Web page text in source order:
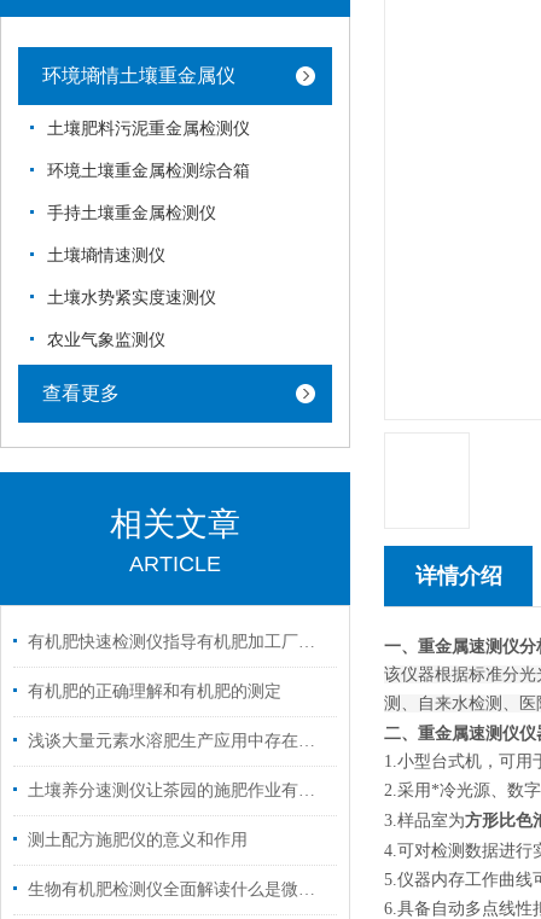
环境墒情土壤重金属仪
土壤肥料污泥重金属检测仪
环境土壤重金属检测综合箱
手持土壤重金属检测仪
土壤墒情速测仪
土壤水势紧实度速测仪
农业气象监测仪
查看更多
相关文章
ARTICLE
有机肥快速检测仪指导有机肥加工厂哪些原料评估或禁用？
有机肥的正确理解和有机肥的测定
浅谈大量元素水溶肥生产应用中存在的几个问题
土壤养分速测仪让茶园的施肥作业有据可循
测土配方施肥仪的意义和作用
生物有机肥检测仪全面解读什么是微生物肥料？
详情介绍
一、 重金属速测仪分
该仪器根据标准分
测、自来水检测、
二、 重金属速测仪仪
1.小型台式机，可用
2.采用*冷光源、数
3.样品室为方形比色
4.可对检测数据进行
5.仪器内存工作曲线
6.具备自动多点线性